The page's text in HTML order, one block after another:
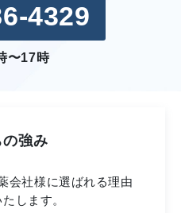
4329
〜17時
強み
会社様に選ばれる理由
します。